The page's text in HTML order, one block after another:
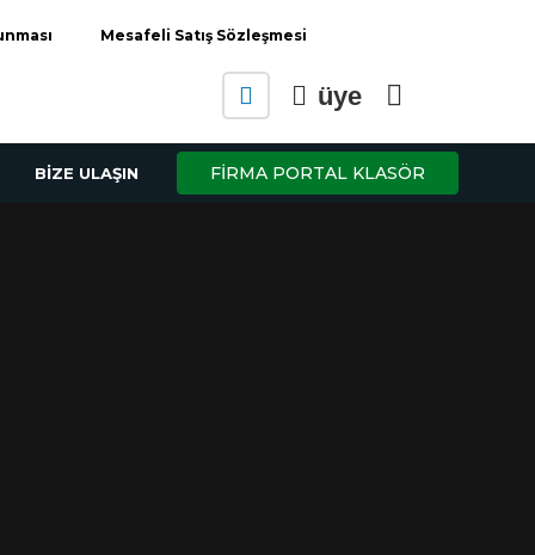
Mesafeli Satış Sözleşmesi
üye
BİZE ULAŞIN FİRMA PORTAL KLASÖR